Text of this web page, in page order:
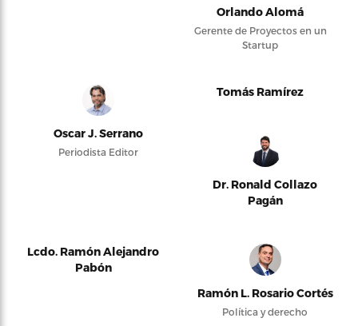
Orlando Alomá
Gerente de Proyectos en un
Startup
Oscar J. Serrano
Periodista Editor
Tomás Ramírez
Dr. Ronald Collazo
Pagán
Lcdo. Ramón Alejandro
Pabón
Ramón L. Rosario Cortés
Política y derecho